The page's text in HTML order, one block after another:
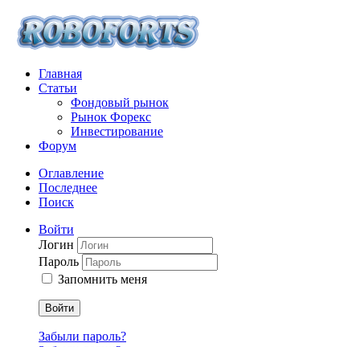
Главная
Статьи
Фондовый рынок
Рынок Форекс
Инвестирование
Форум
Оглавление
Последнее
Поиск
Войти
Логин
Пароль
Запомнить меня
Войти
Забыли пароль?